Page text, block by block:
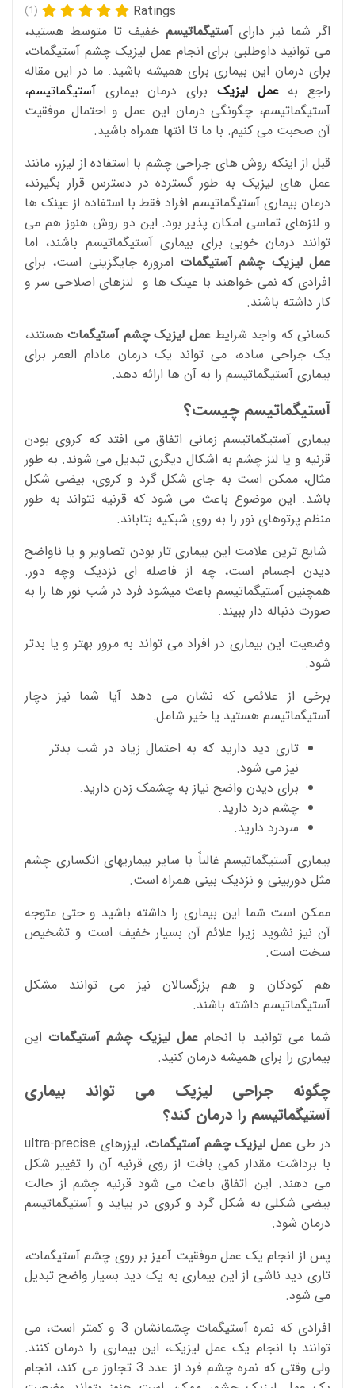
Ratings
(1)
اگر شما نیز دارایآستیگماتیسم خفیف تا متوسط ​​هستید،
می توانید داوطلبی برای انجام عمل لیزیک چشم آستیگمات،
برای درمان این بیماری برای همیشه باشید. ما در این مقاله
راجع بهعمل لیزیک برای درمان بیماری آستیگماتیسم،
آستیگماتیسم، چگونگی درمان این عمل و احتمال موفقیت
آن صحبت می کنیم. با ما تا انتها همراه باشید.
قبل از اینکه روش های جراحی چشم با استفاده از لیزر، مانند
عمل های لیزیک به طور گسترده در دسترس قرار بگیرند،
درمان بیماری آستیگماتیسم افراد فقط با استفاده از عینک ها
و لنزهای تماسی امکان پذیر بود. این دو روش هنوز هم می
توانند درمان خوبی برای بیماری آستیگماتیسم باشند، اما
عمل لیزیک چشم آستیگمات امروزه جایگزینی است، برای
افرادی که نمی خواهند با عینک ها و لنزهای اصلاحی سر و
کار داشته باشند.
کسانی که واجد شرایطعمل لیزیک چشم آستیگماتهستند،
یک جراحی ساده، می تواند یک درمان مادام العمر برای
بیماری آستیگماتیسم را به آن ها ارائه دهد.
آستیگماتیسم چیست؟
بیماری آستیگماتیسم زمانی اتفاق می افتد که کروی بودن
قرنیه و یا لنز چشم به اشکال دیگری تبدیل می شوند. به طور
مثال، ممکن است به جای شکل گرد و کروی، بیضی شکل
باشد. این موضوع باعث می شود که قرنیه نتواند به طور
منظم پرتوهای نور را به روی شبکیه بتاباند.
شایع ترین علامت این بیماری تار بودن تصاویر و یا ناواضح
دیدن اجسام است، چه از فاصله ای نزدیک وچه دور.
همچنین آستیگماتیسم باعث میشود فرد در شب نور ها را به
صورت دنباله دار ببیند.
وضعیت این بیماری در افراد می تواند به مرور بهتر و یا بدتر
شود.
برخی از علائمی که نشان می دهد آیا شما نیز دچار
آستیگماتیسم هستید یا خیر شامل:
تاری دید دارید که به احتمال زیاد در شب بدتر
نیز می شود.
برای دیدن واضح نیاز به چشمک زدن دارید.
چشم درد دارید.
سردرد دارید.
بیماری آستیگماتیسم غالباً با سایر بیماریهای انکساری چشم
مثل دوربینی و نزدیک بینی همراه است.
ممکن است شما این بیماری را داشته باشید و حتی متوجه
آن نیز نشوید زیرا علائم آن بسیار خفیف است و تشخیص
سخت است.
هم کودکان و هم بزرگسالان نیز می توانند مشکل
آستیگماتیسم داشته باشند.
شما می توانید با انجامعمل لیزیک چشم آستیگماتاین
بیماری را برای همیشه درمان کنید.
چگونه جراحی لیزیک می تواند بیماری
آستیگماتیسم را درمان کند؟
در طی عمل لیزیک چشم آستیگمات
، لیزرهای ultra-precise
با برداشت مقدار کمی بافت از روی قرنیه آن را تغییر شکل
می دهند. این اتفاق باعث می شود قرنیه چشم از حالت
بیضی شکلی به شکل گرد و کروی در بیاید و آستیگماتیسم
درمان شود.
پس از انجام یک عمل موفقیت آمیز بر روی چشم آستیگمات،
تاری دید ناشی از این بیماری به یک دید بسیار واضح تبدیل
می شود.
افرادی که نمره آستیگمات چشمانشان 3 و کمتر است، می
توانند با انجام یک عمل لیزیک، این بیماری را درمان کنند.
ولی وقتی که نمره چشم فرد از عدد 3 تجاوز می کند، انجام